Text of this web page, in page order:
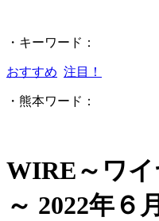
・キーワード：
おすすめ 注目！
・熊本ワード：
WIRE～ワ
～ 2022年６